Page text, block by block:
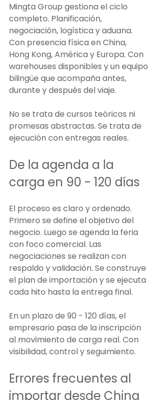
Mingta Group gestiona el ciclo
completo. Planificación,
negociación, logística y aduana.
Con presencia física en China,
Hong Kong, América y Europa. Con
warehouses disponibles y un equipo
bilingüe que acompaña antes,
durante y después del viaje.
No se trata de cursos teóricos ni
promesas abstractas. Se trata de
ejecución con entregas reales.
De la agenda a la
carga en 90 - 120 días
El proceso es claro y ordenado.
Primero se define el objetivo del
negocio. Luego se agenda la feria
con foco comercial. Las
negociaciones se realizan con
respaldo y validación. Se construye
el plan de importación y se ejecuta
cada hito hasta la entrega final.
En un plazo de 90 - 120 días, el
empresario pasa de la inscripción
al movimiento de carga real. Con
visibilidad, control y seguimiento.
Errores frecuentes al
importar desde China